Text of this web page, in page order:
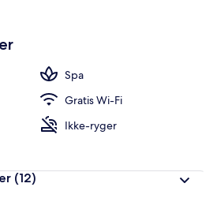
Spa
Gratis Wi-Fi
Ikke-ryger
(12)